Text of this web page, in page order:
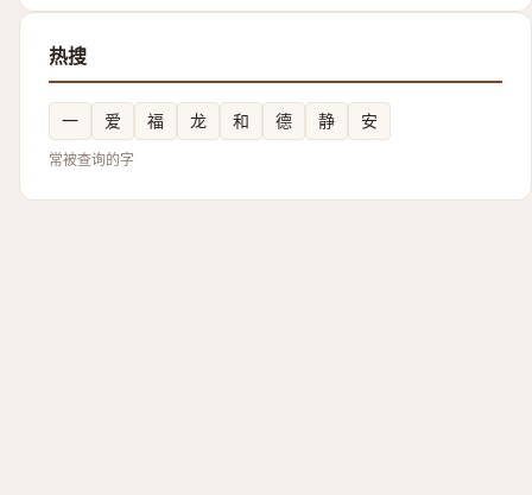
热搜
一 爱 福 龙 和 德 静 安
常被查询的字